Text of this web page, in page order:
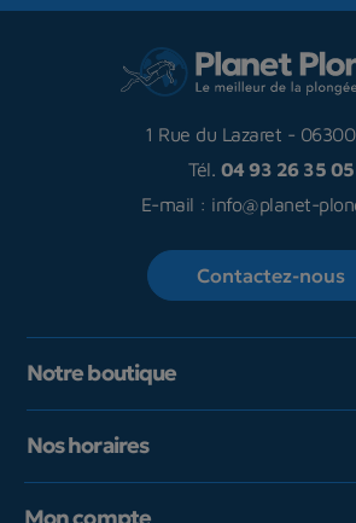
1 Rue du Lazaret -
Tél. 04 93 26 35 05
E-mail : info@planet-
Contactez-nous
Notre boutique
Nos horaires